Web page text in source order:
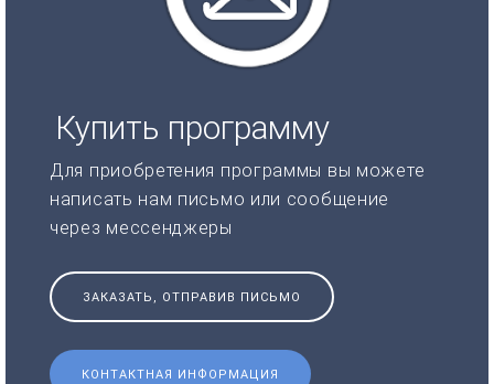
Купить программу
Для приобретения программы вы можете
написать нам письмо или сообщение
через мессенджеры
ЗАКАЗАТЬ, ОТПРАВИВ ПИСЬМО
КОНТАКТНАЯ ИНФОРМАЦИЯ